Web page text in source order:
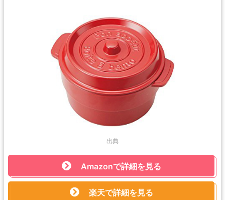
出典
Amazonで詳細を見る
楽天で詳細を見る